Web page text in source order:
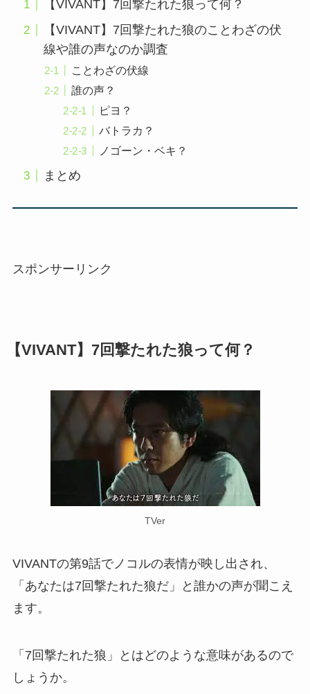
【VIVANT】7回撃たれた狼って何？
【VIVANT】7回撃たれた狼のことわざの伏
線や誰の声なのか調査
ことわざの伏線
誰の声？
ピヨ？
バトラカ？
ノゴーン・ベキ？
まとめ
スポンサーリンク
【VIVANT】7回撃たれた狼って何？
TVer
VIVANTの第9話でノコルの表情が映し出され、
「あなたは7回撃たれた狼だ」と誰かの声が聞こえ
ます。
「7回撃たれた狼」とはどのような意味があるので
しょうか。